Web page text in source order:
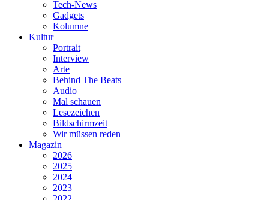
Tech-News
Gadgets
Kolumne
Kultur
Portrait
Interview
Arte
Behind The Beats
Audio
Mal schauen
Lesezeichen
Bildschirmzeit
Wir müssen reden
Magazin
2026
2025
2024
2023